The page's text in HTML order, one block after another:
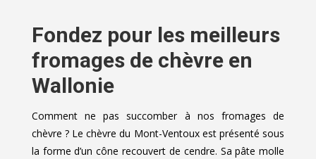
Fondez pour les meilleurs
fromages de chèvre en
Wallonie
Comment ne pas succomber à nos fromages de
chèvre ? Le chèvre du Mont-Ventoux est présenté sous
la forme d’un cône recouvert de cendre. Sa pâte molle